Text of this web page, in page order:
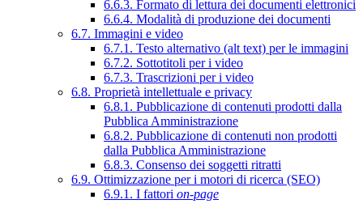
6.6.3. Formato di lettura dei documenti elettronici
6.6.4. Modalità di produzione dei documenti
6.7. Immagini e video
6.7.1. Testo alternativo (alt text) per le immagini
6.7.2. Sottotitoli per i video
6.7.3. Trascrizioni per i video
6.8. Proprietà intellettuale e privacy
6.8.1. Pubblicazione di contenuti prodotti dalla
Pubblica Amministrazione
6.8.2. Pubblicazione di contenuti non prodotti
dalla Pubblica Amministrazione
6.8.3. Consenso dei soggetti ritratti
6.9. Ottimizzazione per i motori di ricerca (SEO)
6.9.1. I fattori on-page